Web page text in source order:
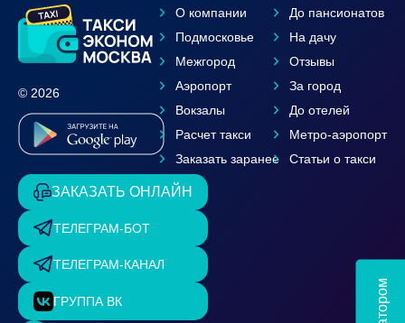
© 2026
О компании
Подмосковье
Межгород
Аэропорт
Вокзалы
Расчет такси
Заказать заранее
До пансионатов
На дачу
Отзывы
За город
До отелей
Метро-аэропорт
Статьи о такси
ЗАКАЗАТЬ ОНЛАЙН
ТЕЛЕГРАМ-БОТ
ТЕЛЕГРАМ-КАНАЛ
ГРУППА ВК